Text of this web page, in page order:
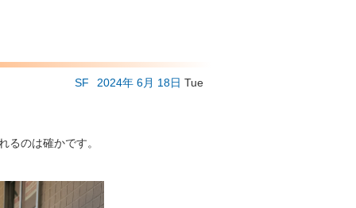
2024年 6月 18日 Tue
SF
るのは確かです。